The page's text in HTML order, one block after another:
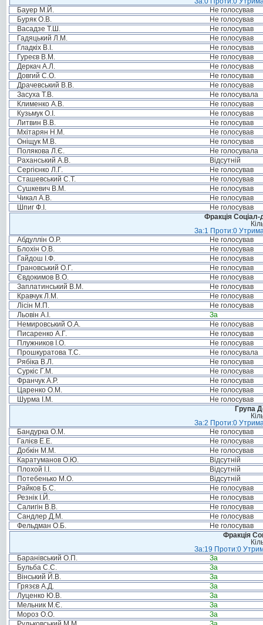
Бауер М.Й.
Не голосував
Буряк О.В.
Не голосував
Васадзе Т.Ш.
Не голосував
Гадяцький Л.М.
Не голосував
Гладкіх В.І.
Не голосував
Гуреєв В.М.
Не голосував
Деркач А.Л.
Не голосував
Довгий С.О.
Не голосував
Драчевський В.В.
Не голосував
Засуха Т.В.
Не голосувала
Клименко А.В.
Не голосував
Кузьмук О.І.
Не голосував
Литвин В.В.
Не голосував
Мхітарян Н.М.
Не голосував
Оніщук М.В.
Не голосував
Полякова Л.Є.
Не голосувала
Раханський А.В.
Відсутній
Сергієнко Л.Г.
Не голосував
Сташевський С.Т.
Не голосував
Сушкевич В.М.
Не голосував
Чикал А.В.
Не голосував
Шпиг Ф.І.
Не голосував
Фракція Соціал-
За:1 Проти:0
Абдуллін О.Р.
Не голосував
Блохін О.В.
Не голосував
Гайдош І.Ф.
Не голосував
Грановський О.Г.
Не голосував
Євдокимов В.О.
Не голосував
Заплатинський В.М.
Не голосував
Кравчук Л.М.
Не голосував
Лісін М.П.
Не голосував
Льовін А.І.
За
Немировський О.А.
Не голосував
Писаренко А.Г.
Не голосував
Плужников І.О.
Не голосував
Прошкуратова Т.С.
Не голосувала
Рябіка В.Л.
Не голосував
Суркіс Г.М.
Не голосував
Франчук А.Р.
Не голосував
Царенко О.М.
Не голосував
Шурма І.М.
Не голосував
Група
За:2 Проти:0
Бандурка О.М.
Не голосував
Галієв Е.Е.
Не голосував
Добкін М.М.
Не голосував
Каратуманов О.Ю.
Відсутній
Плохой І.І.
Відсутній
Потебенько М.О.
Відсутній
Райков Б.С.
Не голосував
Резнік І.Й.
Не голосував
Салигін В.В.
Не голосував
Сандлер Д.М.
Не голосував
Фельдман О.Б.
Не голосував
Фракція
За:19 Проти:0
Баранівський О.П.
За
Бульба С.С.
За
Вінський Й.В.
За
Грязєв А.Д.
За
Луценко Ю.В.
За
Мельник М.Є.
За
Мороз О.О.
За